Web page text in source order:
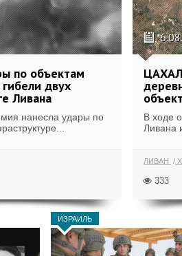
по объектам
двух
Ливана
нанесла удары по
В ходе
Ливана
ЛИВАН
333
ИЗРАИЛЬ